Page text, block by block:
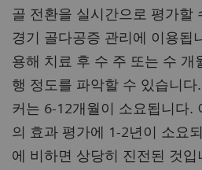
골 전환을 실시간으로 평가할
경기 골다공증 관리에 이용됩
용해 치료 후 수 주 또는 수 개
행 정도를 파악할 수 있습니
커는 6-12개월이 소요됩니다.
의 효과 평가에 1-2년이 소요
에 비하면 상당히 진전된 것입